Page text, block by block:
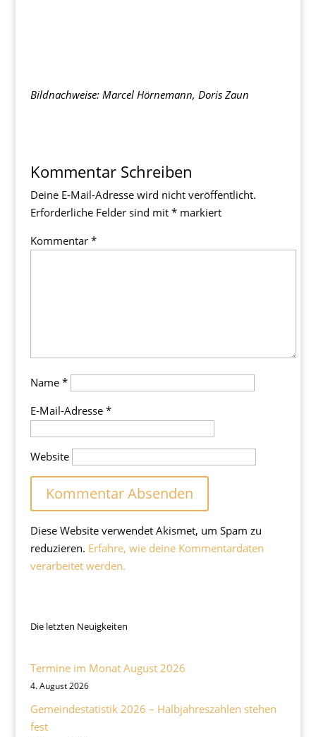
Bildnachweise: Marcel Hörnemann, Doris Zaun
Kommentar Schreiben
Deine E-Mail-Adresse wird nicht veröffentlicht.
Erforderliche Felder sind mit *markiert
Kommentar *
Name *
E-Mail-Adresse *
Website
Diese Website verwendet Akismet, um Spam zu
reduzieren. Erfahre, wie deine Kommentardaten
verarbeitet werden.
Die letzten Neuigkeiten
Termine im Monat August 2026
4. August 2026
Gemeindestatistik 2026 – Halbjahreszahlen stehen
fest